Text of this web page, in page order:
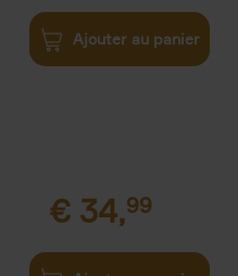
Ajouter au panier
€ 34,99